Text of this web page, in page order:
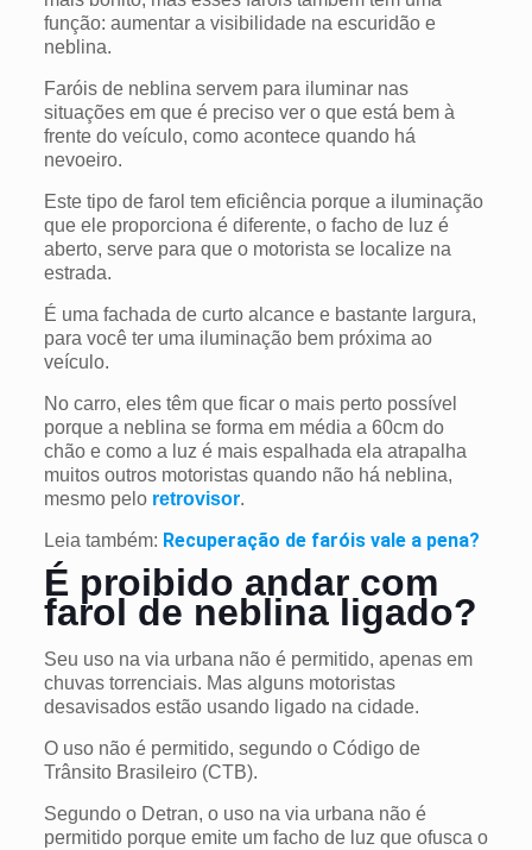
função: aumentar a visibilidade na escuridão e
neblina.
Faróis de neblina servem para iluminar nas
situações em que é preciso ver o que está bem à
frente do veículo, como acontece quando há
nevoeiro.
Este tipo de farol tem eficiência porque a iluminação
que ele proporciona é diferente, o facho de luz é
aberto, serve para que o motorista se localize na
estrada.
É uma fachada de curto alcance e bastante largura,
para você ter uma iluminação bem próxima ao
veículo.
No carro, eles têm que ficar o mais perto possível
porque a neblina se forma em média a 60cm do
chão e como a luz é mais espalhada ela atrapalha
muitos outros motoristas quando não há neblina,
mesmo pelo retrovisor.
Leia também: Recuperação de faróis vale a pena?
É proibido andar com
farol de neblina ligado?
Seu uso na via urbana não é permitido, apenas em
chuvas torrenciais. Mas alguns motoristas
desavisados estão usando ligado na cidade.
O uso não é permitido, segundo o Código de
Trânsito Brasileiro (CTB).
Segundo o Detran, o uso na via urbana não é
permitido porque emite um facho de luz que ofusca o